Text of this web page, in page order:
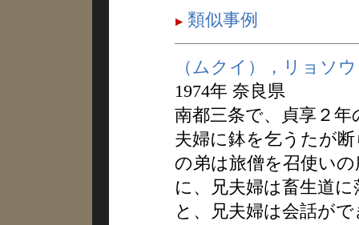
類似事例
（ムクイ），リョソウ
1974年 奈良県
南都三条で、貞享２
夫婦に鉢を乞うたが
の弟は旅僧を召使い
に、兄夫婦は畜生道
と、兄夫婦は会話が